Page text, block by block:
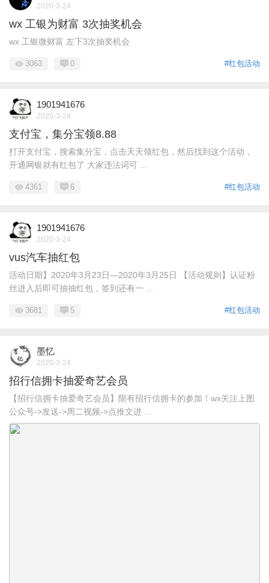
2020-3-24
wx 工银为财富 3次抽奖机会
wx 工银微财富 左下3次抽奖机会
#红包活动
3063 0
1901941676
2020-3-24
支付宝，集分宝领8.88
打开支付宝，搜索集分宝，点击天天领红包，然后找到这个活动，
开通网银就有红包了 大家违法词可 ...
#红包活动
4361 6
1901941676
2020-3-24
vus汽车抽红包
活动日期】2020年3月23日—2020年3月25日 【活动规则】认证粉
丝进入后即可抽抽红包，签到还有一 ...
#红包活动
3681 5
墨忆
2020-3-24
招行信拥卡抽爱奇艺会员
【招行信拥卡抽爱奇艺会员】限有招行信拥卡的参加！wx关注上图
公众号->发送->周二视频->点推文进 ...